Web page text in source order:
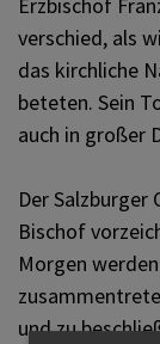
verschied, als
das kirchliche
beteten. Sein
auch in großer
Der Salzburger
Bischof
Morgen
und zu